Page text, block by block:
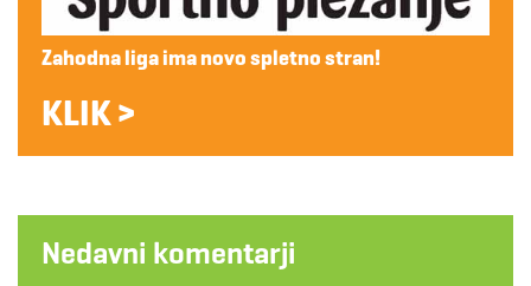
Zahodna liga ima novo spletno stran!
KLIK >
Nedavni komentarji